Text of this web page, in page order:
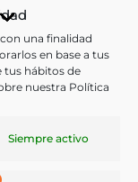
una finalidad
en base a tus
tus hábitos de
nuestra Política
Siempre activo
de la aceituna de